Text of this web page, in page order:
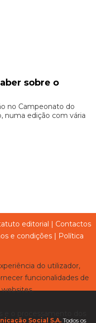
sobre o
no Campeonato do
numa edição com vária
editorial | Contactos
e condições | Política
Social S.A. Todos os
do utilizador,
funcionalidades de